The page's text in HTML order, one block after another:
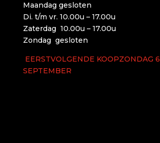
Maandag gesloten
Di. t/m vr. 10.00u – 17.00u
Zaterdag 10.00u – 17.00u
Zondag gesloten
EERSTVOLGENDE KOOPZONDAG 6
SEPTEMBER